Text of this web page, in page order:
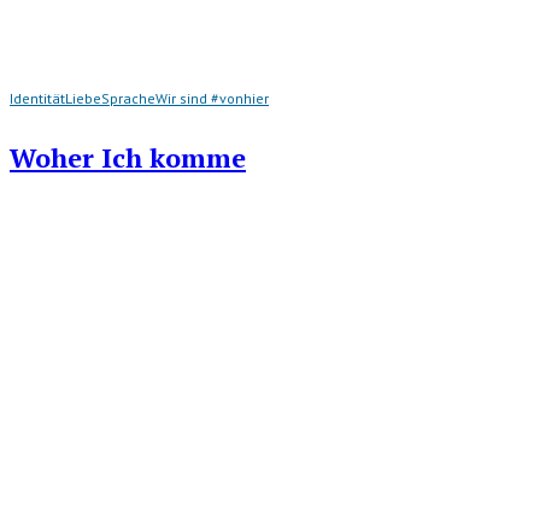
IdentitätLiebeSpracheWir sind #vonhier
Woher Ich komme